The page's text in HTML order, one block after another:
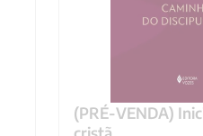
(PRÉ-VENDA)